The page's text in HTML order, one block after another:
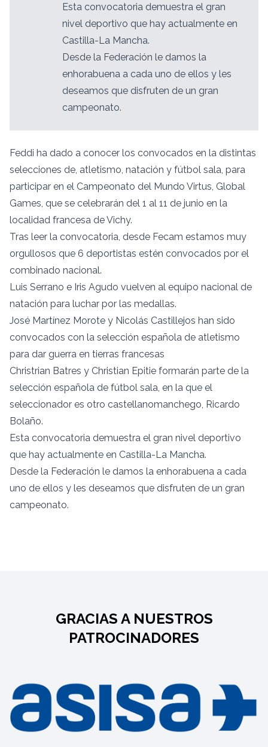
Esta convocatoria demuestra el gran
nivel deportivo que hay actualmente en
Castilla-La Mancha.
Desde la Federación le damos la
enhorabuena a cada uno de ellos y les
deseamos que disfruten de un gran
campeonato.
Feddi ha dado a conocer los convocados en la distintas
selecciones de, atletismo, natación y fútbol sala, para
participar en el Campeonato del Mundo Virtus, Global
Games, que se celebrarán del 1 al 11 de junio en la
localidad francesa de Vichy.
Tras leer la convocatoria, desde Fecam estamos muy
orgullosos que 6 deportistas estén convocados por el
combinado nacional.
Luis Serrano e Iris Agudo vuelven al equipo nacional de
natación para luchar por las medallas.
José Martínez Morote y Nicolás Castillejos han sido
convocados con la selección española de atletismo
para dar guerra en tierras francesas
Christrian Batres y Christian Epitie formarán parte de la
selección española de fútbol sala, en la que el
seleccionador es otro castellanomanchego, Ricardo
Bolaño.
Esta convocatoria demuestra el gran nivel deportivo
que hay actualmente en Castilla-La Mancha.
Desde la Federación le damos la enhorabuena a cada
uno de ellos y les deseamos que disfruten de un gran
campeonato.
GRACIAS A NUESTROS
PATROCINADORES